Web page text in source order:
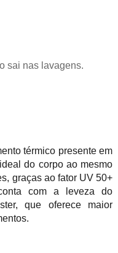
sai nas lavagens.
térmico presente em
do corpo ao mesmo
graças ao fator UV 50+
com a leveza do
que oferece maior